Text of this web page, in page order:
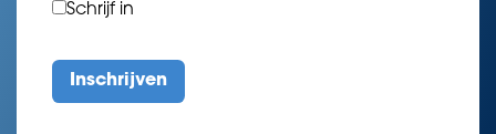
Schrijf in